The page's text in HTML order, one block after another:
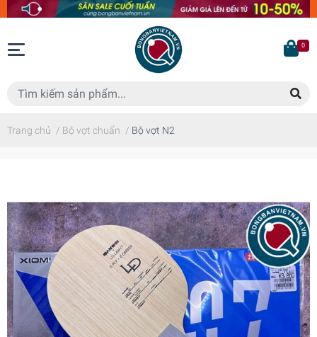
0
Trang chủ / Bộ vợt chuẩn / Bộ vợt N2